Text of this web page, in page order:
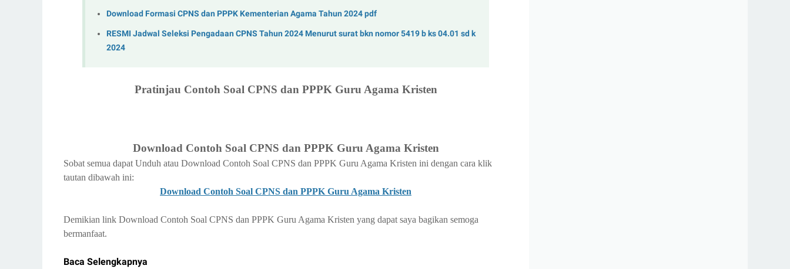
Download Formasi CPNS dan PPPK Kementerian Agama Tahun 2024 pdf
RESMI Jadwal Seleksi Pengadaan CPNS Tahun 2024 Menurut surat bkn nomor 5419 b ks 04.01 sd k
2024
Pratinjau Contoh Soal CPNS dan PPPK Guru Agama Kristen
Download Contoh Soal CPNS dan PPPK Guru Agama Kristen
Sobat semua dapat Unduh atau Download Contoh Soal CPNS dan PPPK Guru Agama Kristen ini dengan cara klik
tautan dibawah ini:
Download Contoh Soal CPNS dan PPPK Guru Agama Kristen
Demikian link Download Contoh Soal CPNS dan PPPK Guru Agama Kristen yang dapat saya bagikan semoga
bermanfaat.
Baca Selengkapnya